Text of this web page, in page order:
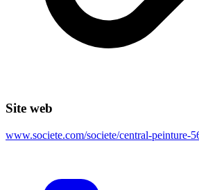
Site web
www.societe.com/societe/central-peinture-